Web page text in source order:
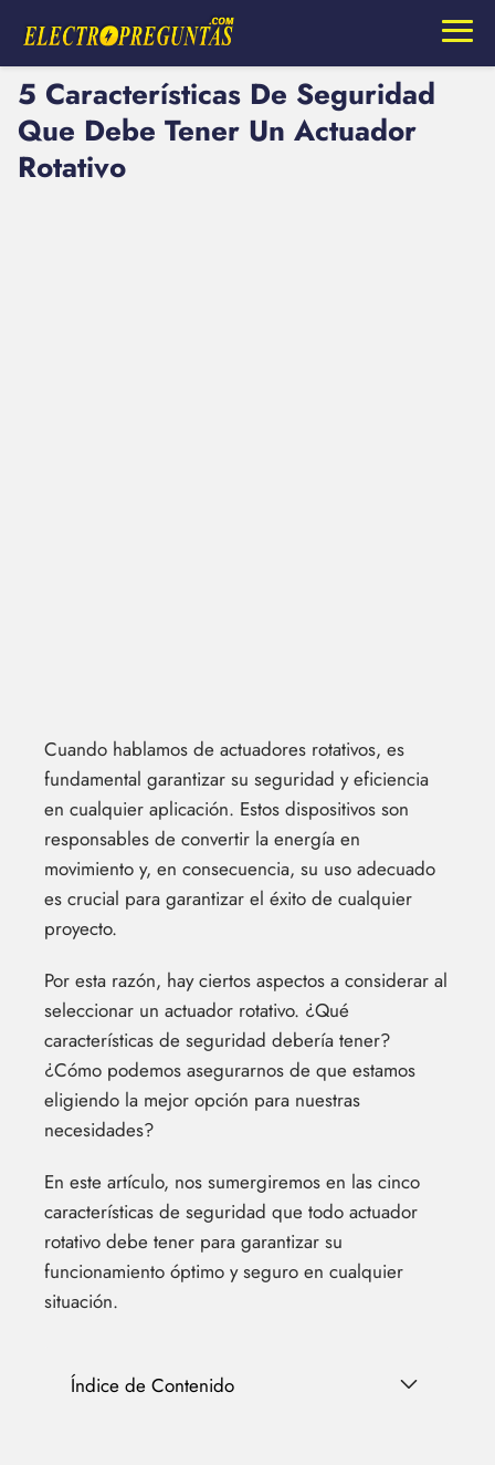
5 Características De Seguridad
Que Debe Tener Un Actuador
Rotativo
Cuando hablamos de actuadores rotativos, es
fundamental garantizar su seguridad y eficiencia
en cualquier aplicación. Estos dispositivos son
responsables de convertir la energía en
movimiento y, en consecuencia, su uso adecuado
es crucial para garantizar el éxito de cualquier
proyecto.
Por esta razón, hay ciertos aspectos a considerar al
seleccionar un actuador rotativo. ¿Qué
características de seguridad debería tener?
¿Cómo podemos asegurarnos de que estamos
eligiendo la mejor opción para nuestras
necesidades?
En este artículo, nos sumergiremos en las cinco
características de seguridad que todo actuador
rotativo debe tener para garantizar su
funcionamiento óptimo y seguro en cualquier
situación.
Índice de Contenido